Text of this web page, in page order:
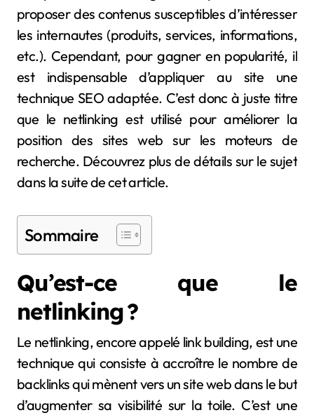
proposer des contenus susceptibles d’intéresser
les internautes (produits, services, informations,
etc.). Cependant, pour gagner en popularité, il
est indispensable d’appliquer au site une
technique SEO adaptée. C’est donc à juste titre
que le netlinking est utilisé pour améliorer la
position des sites web sur les moteurs de
recherche. Découvrez plus de détails sur le sujet
dans la suite de cet article.
Sommaire
Qu’est-ce que le
netlinking ?
Le netlinking, encore appelé link building, est une
technique qui consiste à accroître le nombre de
backlinks qui mènent vers un site web dans le but
d’augmenter sa visibilité sur la toile. C’est une